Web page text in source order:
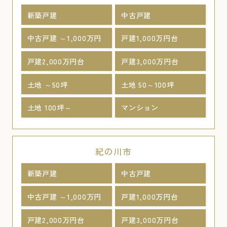
新築戸建 中古戸建
中古戸建 ～1,000万円 戸建1,000万円台
戸建2,000万円台 戸建3,000万円台
土地 ～50坪 土地 50～100坪
土地 100坪～ マンション
紀の川市
新築戸建 中古戸建
中古戸建 ～1,000万円 戸建1,000万円台
戸建2,000万円台 戸建3,000万円台